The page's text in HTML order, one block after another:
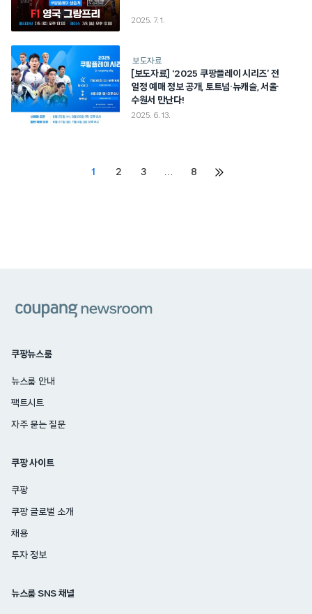
2025. 7. 1.
보도자료
[보도자료] ‘2025 쿠팡플레이 시리즈’ 전
일정 예매 정보 공개, 토트넘·뉴캐슬, 서울·
수원서 만난다!
2025. 6. 13.
1 2 3 … 8
다음
쿠팡뉴스룸
뉴스룸 안내
팩트시트
자주 묻는 질문
쿠팡 사이트
쿠팡
쿠팡 글로벌 소개
채용
투자 정보
뉴스룸 SNS 채널